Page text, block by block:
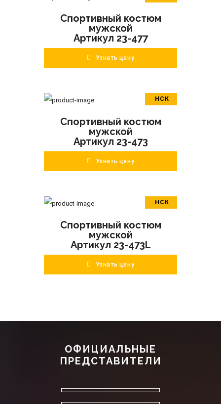
ПОДРОБНЕЕ
Спортивный костюм
мужской
Артикул 23-477
Узнать цену
НСК
ПОДРОБНЕЕ
Спортивный костюм
мужской
Артикул 23-473
Узнать цену
НСК
ПОДРОБНЕЕ
Спортивный костюм
мужской
Артикул 23-473L
Узнать цену
ОФИЦИАЛЬНЫЕ
ПРЕДСТАВИТЕЛИ